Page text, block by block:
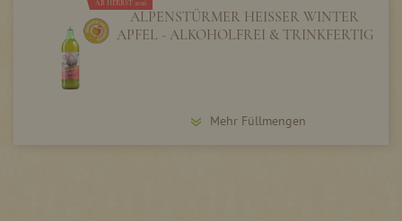
AB HERBST 2026
ALPENSTÜRMER HEISSER WINTER A
PFEL - ALKOHOLFREI & TRINKFERTIG
Mehr Füllmengen